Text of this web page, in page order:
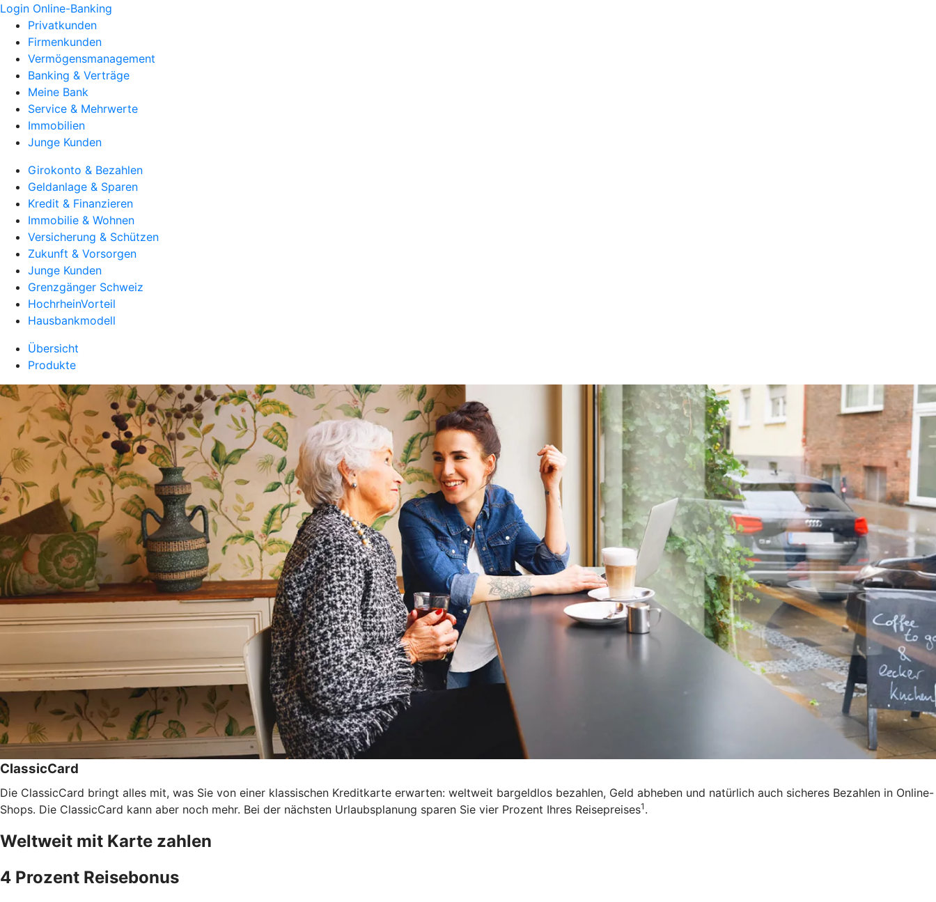
Login Online-Banking
Privatkunden
Firmenkunden
Vermögensmanagement
Banking & Verträge
Meine Bank
Service & Mehrwerte
Immobilien
Junge Kunden
Girokonto & Bezahlen
Geldanlage & Sparen
Kredit & Finanzieren
Immobilie & Wohnen
Versicherung & Schützen
Zukunft & Vorsorgen
Junge Kunden
Grenzgänger Schweiz
HochrheinVorteil
Hausbankmodell
Übersicht
Produkte
ClassicCard
Die ClassicCard bringt alles mit, was Sie von einer klassischen Kreditkarte erwarten: weltweit bargeldlos bezahlen, Geld abheben und natürlich auch sicheres Bezahlen in Online-
Shops. Die ClassicCard kann aber noch mehr. Bei der nächsten Urlaubsplanung sparen Sie vier Prozent Ihres Reisepreises1 .
Weltweit mit Karte zahlen
4 Prozent Reisebonus